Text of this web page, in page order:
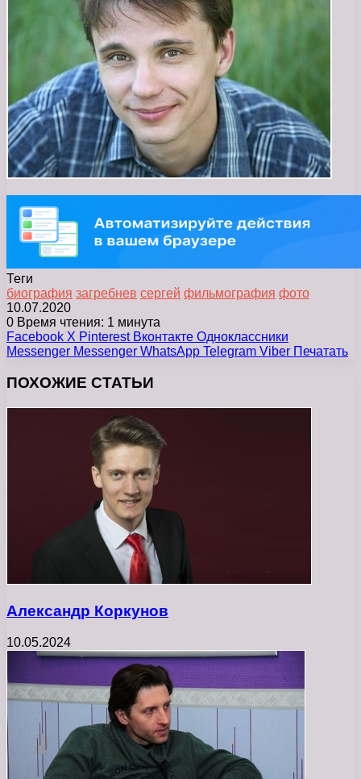
Теги
биография загребнев сергей фильмография фото
10.07.2020
0 Время чтения: 1 минута
Facebook X Pinterest Вконтакте Одноклассники
Messenger Messenger WhatsApp Telegram Viber Печатать
ПОХОЖИЕ СТАТЬИ
Александр Коркунов
10.05.2024